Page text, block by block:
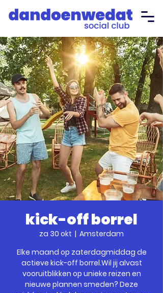
kick-off borrel
za 30 okt
  |
Amsterdam
Elke maand op zaterdagmiddag de
actieve kick-off borrel.Wil jij alvast
vooruitblikken op unieke reizen en
nieuwe plannen smeden? Deze